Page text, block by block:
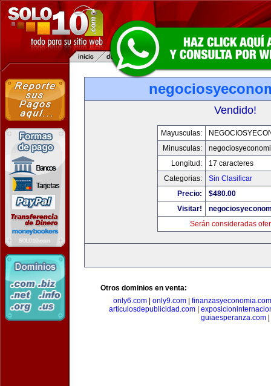
Vendido!
Mayusculas:
Minusculas:
Longitud:
17 caracteres
Categorias:
Sin Clasificar
Precio:
$480.00
Visitar!
Serán consideradas
Otros dominios en venta:
only6.com| only9.com| finanzasyeconomia.com
articulosdepublicidad.com|
guiaesperanza.com